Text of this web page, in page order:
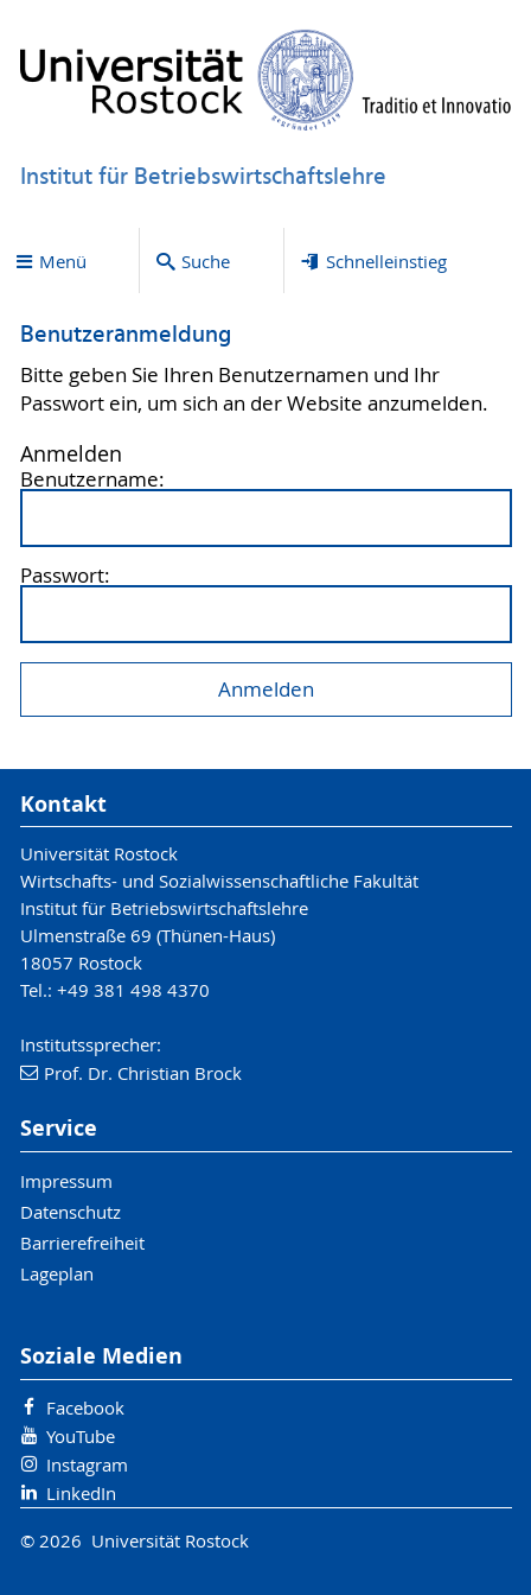
Institut für Betriebswirtschaftslehre
Menü Suche Schnelleinstieg
Benutzeranmeldung
Bitte geben Sie Ihren Benutzernamen und Ihr
Passwort ein, um sich an der Website anzumelden.
Anmelden
Benutzername:
Passwort:
Kontakt
Universität Rostock
Wirtschafts- und Sozialwissenschaftliche Fakultät
Institut für Betriebswirtschaftslehre
Ulmenstraße 69 (Thünen-Haus)
18057 Rostock
Tel.: +49 381 498 4370
Institutssprecher:
Prof. Dr. Christian Brock
Service
Impressum
Datenschutz
Barrierefreiheit
Lageplan
Soziale Medien
Facebook
YouTube
Instagram
LinkedIn
© 2026 Universität Rostock